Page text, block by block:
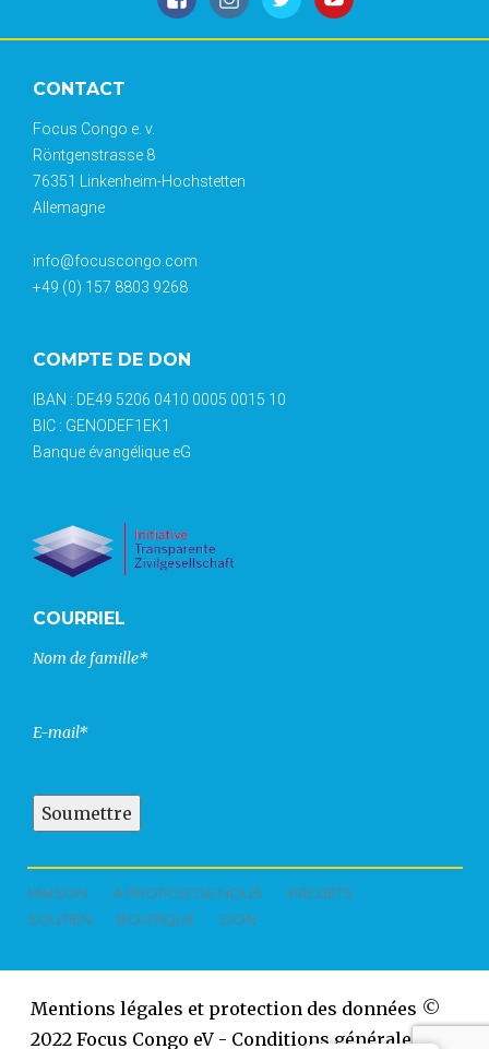
CONTACT
Focus Congo e. v.
Röntgenstrasse 8
76351 Linkenheim-Hochstetten
Allemagne
info@focuscongo.com
+49 (0) 157 8803 9268
COMPTE DE DON
IBAN : DE49 5206 0410 0005 0015 10
BIC : GENODEF1EK1
Banque évangélique eG
COURRIEL
Nom de famille*
E-mail*
MAISON À PROPOS DE NOUS
PROJETS
SOUTIEN
BOUTIQUE DON
Mentions légales et protection des données ©
2022 Focus Congo eV - Conditions générales et